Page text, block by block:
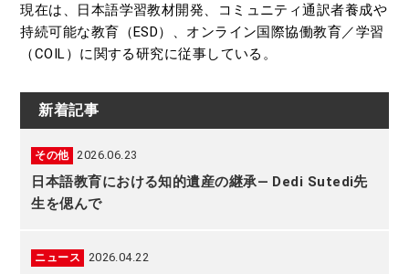
現在は、日本語学習教材開発、コミュニティ通訳者養成や
持続可能な教育（ESD）、オンライン国際協働教育／学習
（COIL）に関する研究に従事している。
新着記事
その他 2026.06.23
日本語教育における知的遺産の継承― Dedi Sutedi先
生を偲んで
ニュース 2026.04.22